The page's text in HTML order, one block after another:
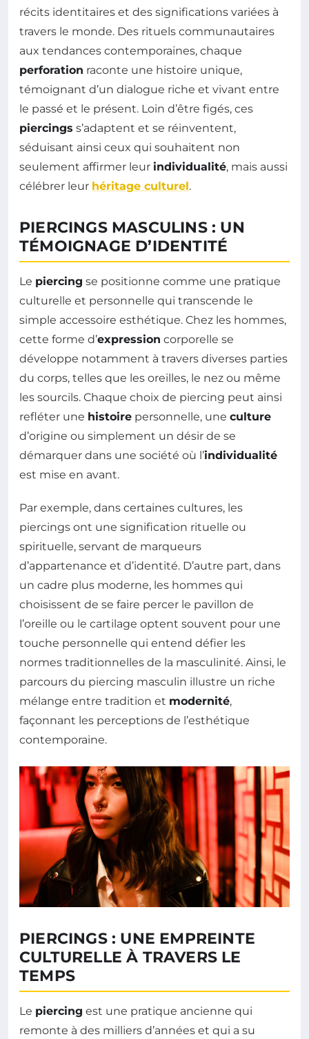
récits identitaires et des significations variées à
travers le monde. Des rituels communautaires
aux tendances contemporaines, chaque
perforation raconte une histoire unique,
témoignant d’un dialogue riche et vivant entre
le passé et le présent. Loin d’être figés, ces
piercings s’adaptent et se réinventent,
séduisant ainsi ceux qui souhaitent non
seulement affirmer leur individualité, mais aussi
célébrer leur héritage culturel.
PIERCINGS MASCULINS : UN
TÉMOIGNAGE D’IDENTITÉ
Le piercing se positionne comme une pratique
culturelle et personnelle qui transcende le
simple accessoire esthétique. Chez les hommes,
cette forme d’expression corporelle se
développe notamment à travers diverses parties
du corps, telles que les oreilles, le nez ou même
les sourcils. Chaque choix de piercing peut ainsi
refléter une histoire personnelle, une culture
d’origine ou simplement un désir de se
démarquer dans une société où l’individualité
est mise en avant.
Par exemple, dans certaines cultures, les
piercings ont une signification rituelle ou
spirituelle, servant de marqueurs
d’appartenance et d’identité. D’autre part, dans
un cadre plus moderne, les hommes qui
choisissent de se faire percer le pavillon de
l’oreille ou le cartilage optent souvent pour une
touche personnelle qui entend défier les
normes traditionnelles de la masculinité. Ainsi, le
parcours du piercing masculin illustre un riche
mélange entre tradition et modernité,
façonnant les perceptions de l’esthétique
contemporaine.
PIERCINGS : UNE EMPREINTE
CULTURELLE À TRAVERS LE
TEMPS
Le piercing est une pratique ancienne qui
remonte à des milliers d’années et qui a su